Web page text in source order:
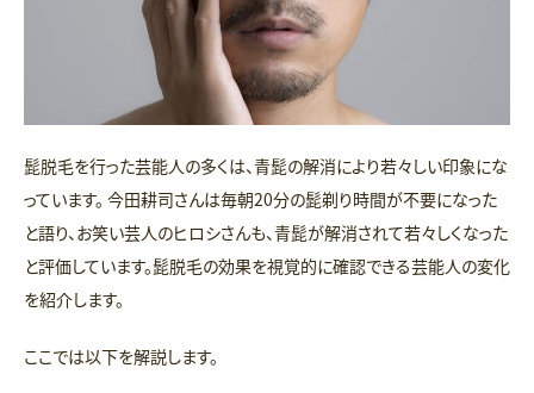
髭脱毛を行った芸能人の多くは、青髭の解消により若々しい印象にな
っています。 今田耕司さんは毎朝20分の髭剃り時間が不要になった
と語り、お笑い芸人のヒロシさんも、青髭が解消されて若々しくなった
と評価しています。髭脱毛の効果を視覚的に確認できる芸能人の変化
を紹介します。
ここでは以下を解説します。